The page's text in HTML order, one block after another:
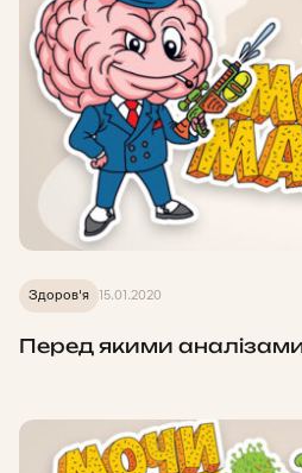
Здоров'я 15.01.2020
Перед якими